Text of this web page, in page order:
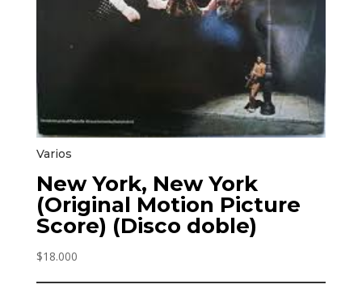
Varios
New York, New York
(Original Motion Picture
Score) (Disco doble)
$18.000